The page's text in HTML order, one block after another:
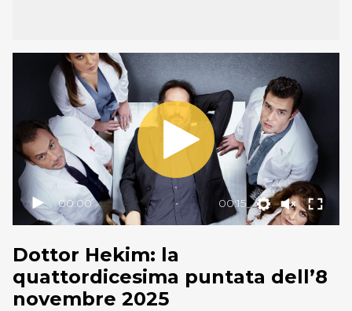
00:00 00:15
Dottor Hekim: la
quattordicesima puntata dell’8
novembre 2025